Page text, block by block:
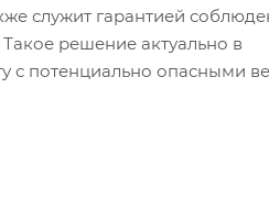
служит гарантией
решение актуально в
с потенциально опасными